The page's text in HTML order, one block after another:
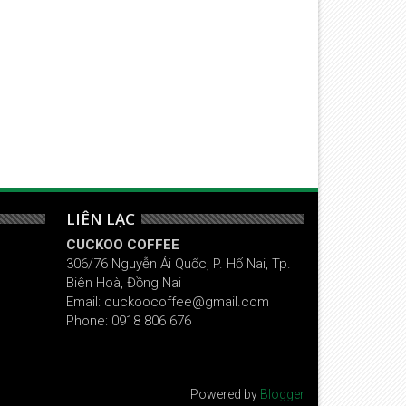
LIÊN LẠC
CUCKOO COFFEE
306/76 Nguyễn Ái Quốc, P. Hố Nai, Tp.
Biên Hoà, Đồng Nai
Email: cuckoocoffee@gmail.com
Phone: 0918 806 676
Powered by Blogger